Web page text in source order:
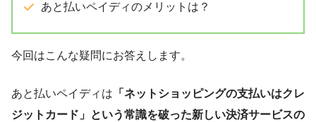
あと払いペイディのメリットは？
今回はこんな疑問にお答えします。
あと払いペイディは 「ネットショッピングの支払いはクレ
ジットカード」という常識を破った新しい決済サービスの